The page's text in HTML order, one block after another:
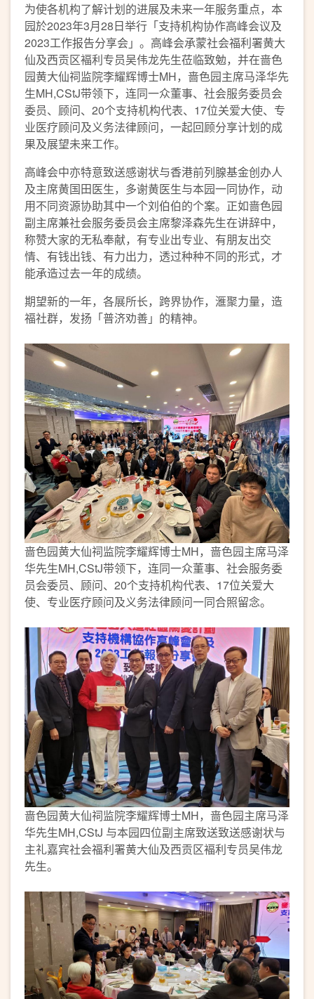
为使各机构了解计划的进展及未来一年服务重点，本
园於2023年3月28日举行「支持机构协作高峰会议及
2023工作报告分享会」。高峰会承蒙社会福利署黄大
仙及西贡区褔利专员吴伟龙先生莅临致勉，并在啬色
园黄大仙祠监院李耀辉博士MH，啬色园主席马泽华先
生MH,CStJ带领下，连同一众董事、社会服务委员会
委员、顾问、20个支持机构代表、17位关爱大使、专
业医疗顾问及义务法律顾问，一起回顾分享计划的成
果及展望未来工作。
高峰会中亦特意致送感谢状与香港前列腺基金创办人
及主席黄国田医生，多谢黄医生与本园一同协作，动
用不同资源协助其中一个刘伯伯的个案。正如啬色园
副主席兼社会服务委员会主席黎泽森先生在讲辞中，
称赞大家的无私奉献，有专业出专业、有朋友出交
情、有钱出钱、有力出力，透过种种不同的形式，才
能承造过去一年的成绩。
期望新的一年，各展所长，跨界协作，滙聚力量，造
福社群，发扬「普济劝善」的精神。
啬色园黄大仙祠监院李耀辉博士MH，啬色园主席马泽
华先生MH,CStJ带领下，连同一众董事、社会服务委
员会委员、顾问、20个支持机构代表、17位关爱大
使、专业医疗顾问及义务法律顾问一同合照留念。
啬色园黄大仙祠监院李耀辉博士MH，啬色园主席马泽
华先生MH,CStJ 与本园四位副主席致送致送感谢状与
主礼嘉宾社会福利署黄大仙及西贡区褔利专员吴伟龙
先生。